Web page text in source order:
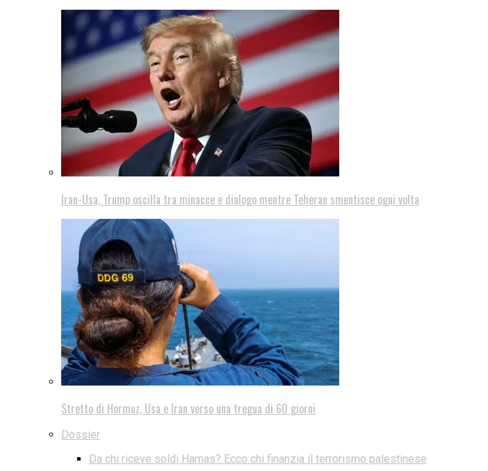
Iran-Usa, Trump oscilla tra minacce e dialogo mentre Teheran smentisce ogni volta
Stretto di Hormuz, Usa e Iran verso una tregua di 60 giorni
Dossier
Da chi riceve soldi Hamas? Ecco chi finanzia il terrorismo palestinese